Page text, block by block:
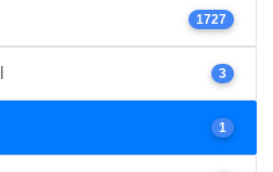
1727
3
1